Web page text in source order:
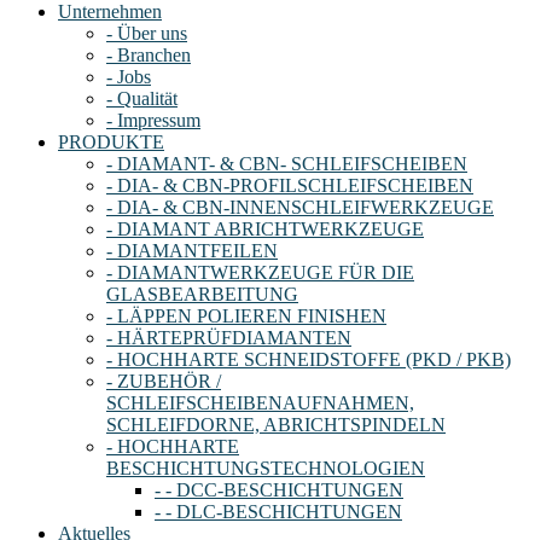
Unternehmen
- Über uns
- Branchen
- Jobs
- Qualität
- Impressum
PRODUKTE
- DIAMANT- & CBN- SCHLEIFSCHEIBEN
- DIA- & CBN-PROFILSCHLEIFSCHEIBEN
- DIA- & CBN-INNENSCHLEIFWERKZEUGE
- DIAMANT ABRICHTWERKZEUGE
- DIAMANTFEILEN
- DIAMANTWERKZEUGE FÜR DIE
GLASBEARBEITUNG
- LÄPPEN POLIEREN FINISHEN
- HÄRTEPRÜFDIAMANTEN
- HOCHHARTE SCHNEIDSTOFFE (PKD / PKB)
- ZUBEHÖR /
SCHLEIFSCHEIBENAUFNAHMEN,
SCHLEIFDORNE, ABRICHTSPINDELN
- HOCHHARTE
BESCHICHTUNGSTECHNOLOGIEN
- - DCC-BESCHICHTUNGEN
- - DLC-BESCHICHTUNGEN
Aktuelles